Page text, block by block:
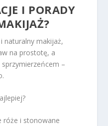
I PORADY
naturalny makijaż,
na prostotę, a
–
róże i stonowane